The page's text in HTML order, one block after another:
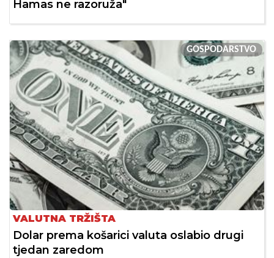
Hamas ne razoruža"
GOSPODARSTVO
VALUTNA TRŽIŠTA
Dolar prema košarici valuta oslabio drugi
tjedan zaredom